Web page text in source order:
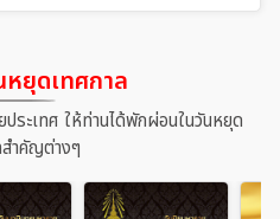
หยุดเทศกาล
ระเทศ ให้ท่านได้พักผ่อนในวันหยุด
ำคัญต่างๆ